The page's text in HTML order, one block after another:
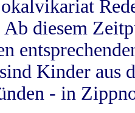
diesem
Kinder aus
- in